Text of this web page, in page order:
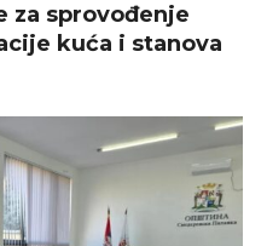
za sprovođenje
kuća i stanova